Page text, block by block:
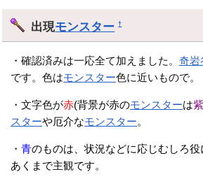
出現モンスター †
・確認済みは一応全て加えました。奇岩
です。色はモンスター色に近いもので。
・文字色が赤(背景が赤のモンスターは
スターや厄介なモンスター。
・青のものは、状況などに応じむしろ役
あくまで主観です。